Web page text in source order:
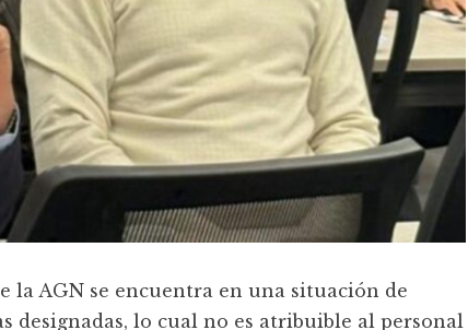
la AGN se encuentra en una situación de
designadas, lo cual no es atribuible al personal